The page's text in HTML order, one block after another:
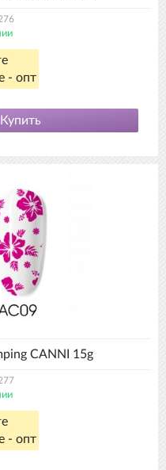
- опт
Купить
CANNI 15g
- опт